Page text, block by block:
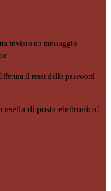
inviato un messaggio
il reset della password
di posta elettronica!